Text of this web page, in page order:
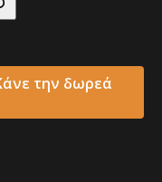
την δωρεά